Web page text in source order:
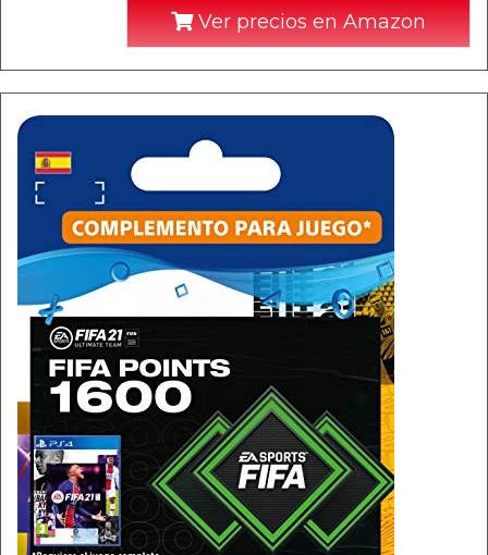
Ver precios en Amazon